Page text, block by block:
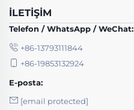
İLETIŞIM
Telefon / WhatsApp / WeChat:
+86-13793111844
+86-19853132924
E-posta:
[email protected]